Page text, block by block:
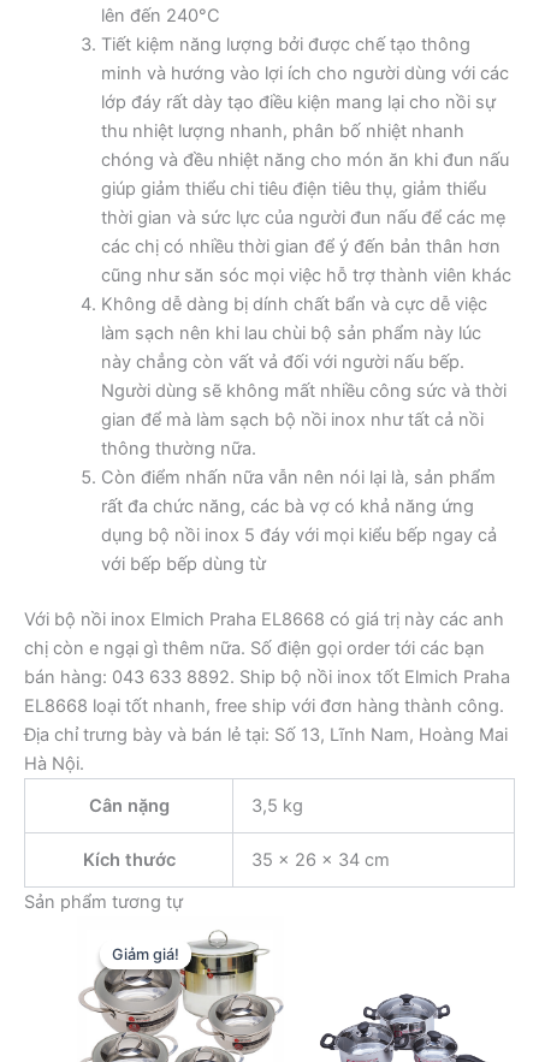
lên đến 240°C
Tiết kiệm năng lượng bởi được chế tạo thông
minh và hướng vào lợi ích cho người dùng với các
lớp đáy rất dày tạo điều kiện mang lại cho nồi sự
thu nhiệt lượng nhanh, phân bố nhiệt nhanh
chóng và đều nhiệt năng cho món ăn khi đun nấu
giúp giảm thiểu chi tiêu điện tiêu thụ, giảm thiểu
thời gian và sức lực của người đun nấu để các mẹ
các chị có nhiều thời gian để ý đến bản thân hơn
cũng như săn sóc mọi việc hỗ trợ thành viên khác
Không dễ dàng bị dính chất bẩn và cực dễ việc
làm sạch nên khi lau chùi bộ sản phẩm này lúc
này chẳng còn vất vả đối với người nấu bếp.
Người dùng sẽ không mất nhiều công sức và thời
gian để mà làm sạch bộ nồi inox như tất cả nồi
thông thường nữa.
Còn điểm nhấn nữa vẫn nên nói lại là, sản phẩm
rất đa chức năng, các bà vợ có khả năng ứng
dụng bộ nồi inox 5 đáy với mọi kiểu bếp ngay cả
với bếp bếp dùng từ
Với bộ nồi inox Elmich Praha EL8668 có giá trị này các anh
chị còn e ngại gì thêm nữa. Số điện gọi order tới các bạn
bán hàng: 043 633 8892. Ship bộ nồi inox tốt Elmich Praha
EL8668 loại tốt nhanh, free ship với đơn hàng thành công.
Địa chỉ trưng bày và bán lẻ tại: Số 13, Lĩnh Nam, Hoàng Mai
Hà Nội.
Cân nặng
3,5 kg
Kích thước
35 × 26 × 34 cm
Sản phẩm tương tự
Giảm giá!
Giảm giá!